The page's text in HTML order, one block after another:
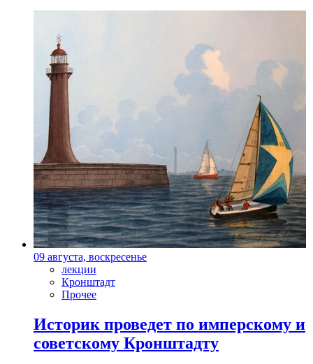
09 августа, воскресенье
лекции
Кронштадт
Прочее
Историк проведет по имперскому и
советскому Кронштадту